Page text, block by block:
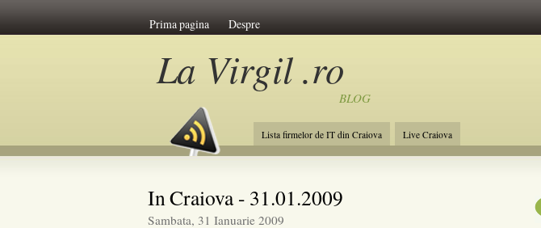
Prima pagina Despre
La Virgil .ro
BLOG
Lista firmelor de IT din Craiova Live Craiova
In Craiova - 31.01.2009
Sambata, 31 Ianuarie 2009